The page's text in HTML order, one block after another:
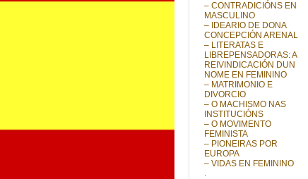
– CONTRADICIÓNS EN
MASCULINO
– IDEARIO DE DONA
CONCEPCIÓN ARENAL
– LITERATAS E
LIBREPENSADORAS: A
REIVINDICACIÓN DUN
NOME EN FEMININO
– MATRIMONIO E
DIVORCIO
– O MACHISMO NAS
INSTITUCIÓNS
– O MOVIMENTO
FEMINISTA
– PIONEIRAS POR
EUROPA
– VIDAS EN FEMININO
.